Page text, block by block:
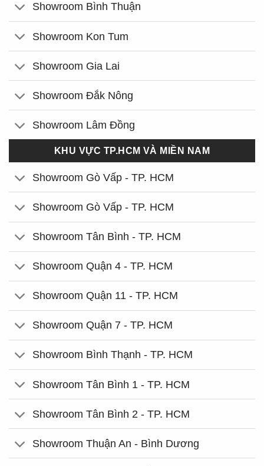
Showroom Bình Thuận
Showroom Kon Tum
Showroom Gia Lai
Showroom Đắk Nông
Showroom Lâm Đồng
KHU VỰC TP.HCM VÀ MIỀN NAM
Showroom Gò Vấp - TP. HCM
Showroom Gò Vấp - TP. HCM
Showroom Tân Bình - TP. HCM
Showroom Quận 4 - TP. HCM
Showroom Quận 11 - TP. HCM
Showroom Quận 7 - TP. HCM
Showroom Bình Thạnh - TP. HCM
Showroom Tân Bình 1 - TP. HCM
Showroom Tân Bình 2 - TP. HCM
Showroom Thuận An - Bình Dương